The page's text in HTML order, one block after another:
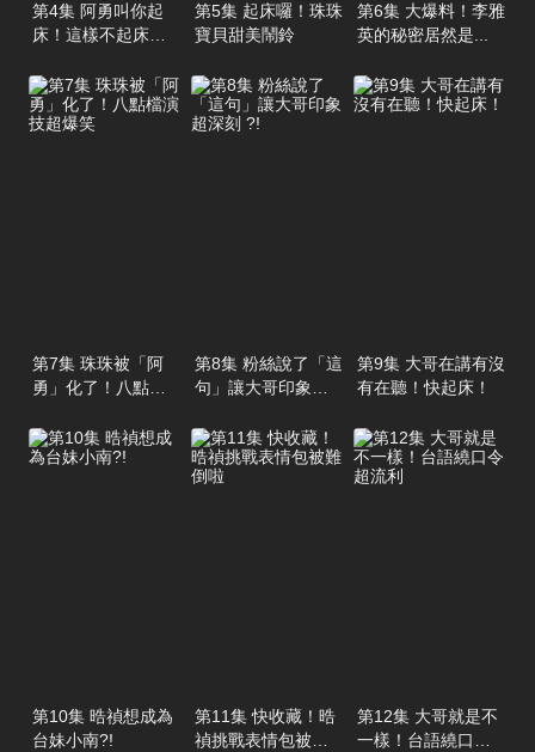
第4集 阿勇叫你起
床！這樣不起床也
第5集 起床囉！珠珠
寶貝甜美鬧鈴
第6集 大爆料！李雅
英的秘密居然是...
第7集 珠珠被「阿
勇」化了！八點檔
第8集 粉絲說了「這
句」讓大哥印象超
第9集 大哥在講有沒
有在聽！快起床！
第10集 晧禎想成為
台妹小南?!
第11集 快收藏！晧
禎挑戰表情包被難
第12集 大哥就是不
一樣！台語繞口令